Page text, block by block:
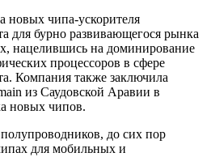
новых чипа-ускорителя
для бурно развивающегося рынка
нацелившись на доминирование
процессоров в сфере
Компания также заключила
из Саудовской Аравии в
новых чипов.
до сих пор
для мобильных и